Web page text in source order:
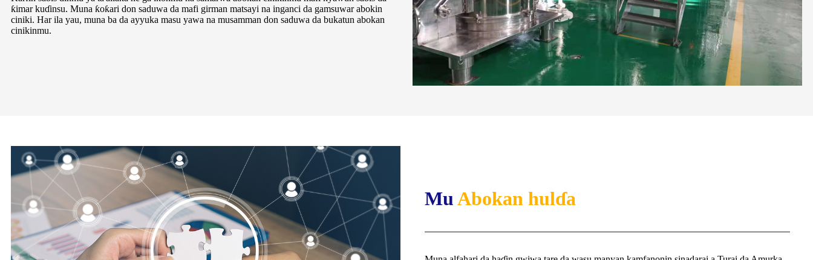
ƙimar kuɗinsu. Muna ƙoƙari don saduwa da mafi girman matsayi na inganci da gamsuwar abokin
ciniki. Har ila yau, muna ba da ayyuka masu yawa na musamman don saduwa da bukatun abokan
cinikinmu.
MuAbokan hulɗa